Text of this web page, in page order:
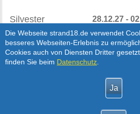
Die Webseite strand18.de verwendet
besseres Webseiten-Erlebnis zu
Cookies auch von Diensten Dritter
finden Sie beim Datenschutz
Silvester 28.12.27 -
>
SAISONPREISE
AB 2028
Hinweis:Silvester Preis für 1-3
Die Preise richten sich
Die Preise sind exklusive Service-